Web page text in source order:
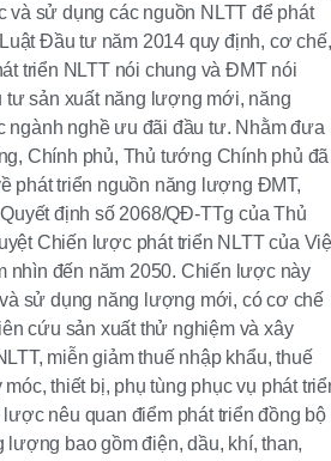
và sử dụng các nguồn NLTT để phát
Đầu tư năm 2014 quy định, cơ chế,
triển NLTT nói chung và ĐMT nói
tư sản xuất năng lượng mới, năng
ngành nghề ưu đãi đầu tư. Nhằm đưa
Chính phủ, Thủ tướng Chính phủ đã
phát triển nguồn năng lượng ĐMT,
định số 2068/QĐ-TTg của Thủ
Chiến lược phát triển NLTT của
nhìn đến năm 2050. Chiến lược này
sử dụng năng lượng mới, có cơ chế
cứu sản xuất thử nghiệm và xây
miễn giảm thuế nhập khẩu, thuế
thiết bị, phụ tùng phục vụ phát
nêu quan điểm phát triển đồng bộ
lượng bao gồm điện, dầu, khí, than,